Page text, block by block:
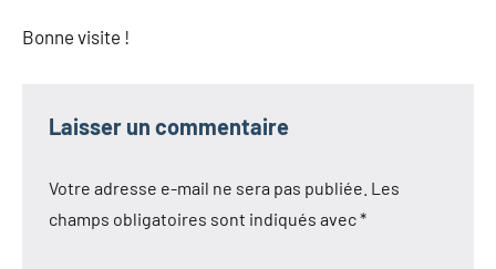
Bonne visite !
Laisser un commentaire
Votre adresse e-mail ne sera pas publiée. Les
champs obligatoires sont indiqués avec*